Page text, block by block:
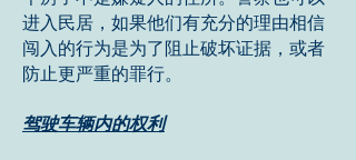
进入民居，如果他们有充分的理由相信
闯入的行为是为了阻止破坏证据，或者
防止更严重的罪行。
驾驶车辆内的权利